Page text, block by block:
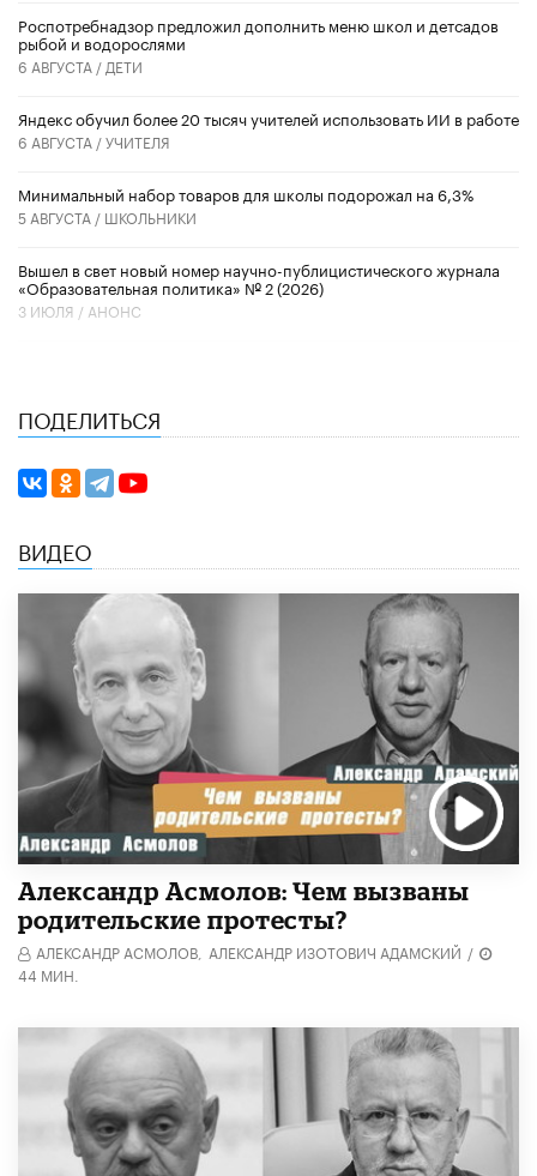
Роспотребнадзор предложил дополнить меню школ и детсадов
рыбой и водорослями
6 АВГУСТА / ДЕТИ
​Яндекс обучил более 20 тысяч учителей использовать ИИ в работе
6 АВГУСТА /УЧИТЕЛЯ
Минимальный набор товаров для школы подорожал на 6,3%
5 АВГУСТА / ШКОЛЬНИКИ
Вышел в свет новый номер научно-публицистического журнала
«Образовательная политика» № 2 (2026)
3 ИЮЛЯ / АНОНС
ПОДЕЛИТЬСЯ
ВИДЕО
Александр Асмолов: Чем вызваны
родительские протесты?
АЛЕКСАНДР АСМОЛОВ, АЛЕКСАНДР ИЗОТОВИЧ АДАМСКИЙ /
44 МИН.